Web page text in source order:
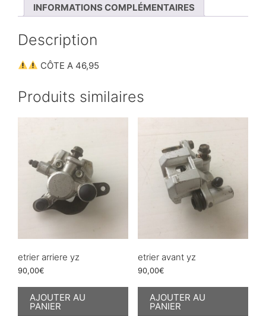
INFORMATIONS COMPLÉMENTAIRES
Description
CÔTE A 46,95
Produits similaires
etrier arriere yz
90,00€
AJOUTER AU
PANIER
etrier avant yz
90,00€
AJOUTER AU
PANIER